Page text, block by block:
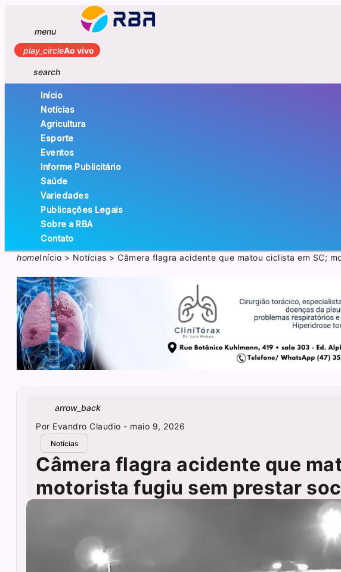
menu
play_circleAo vivo
search
Início
Notícias
Agricultura
Esporte
Eventos
Informe Publicitário
Saúde
Variedades
Publicações Legais
Sobre a RBA
Contato
homeInício > Notícias >Câmera flagra acidente que matou ciclista em SC;
arrow_back
Por Evandro Claudio - maio 9, 2026
Notícias
Câmera flagra acidente que
motorista fugiu sem prestar